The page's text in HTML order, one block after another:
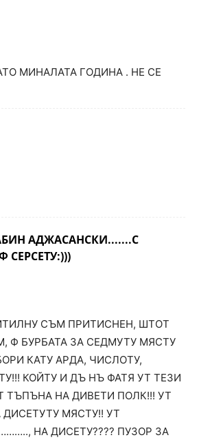
МИНАЛАТА ГОДИНА . НЕ СЕ
АДЖАСАНСКИ.......С
СЪМ ПРИТИСНЕН, ШТОТ
Ф БУРБАТА ЗА СЕДМУТУ МЯСТУ
КАТУ АРДА, ЧИСЛОТУ,
КОЙТУ И ДЪ НЪ ФАТЯ УТ ТЕЗИ
ТЪПЪНА НА ДИВЕТИ ПОЛК!!! УТ
МЯСТУ!! УТ
НА ДИСЕТУ???? ПУЗОР ЗА